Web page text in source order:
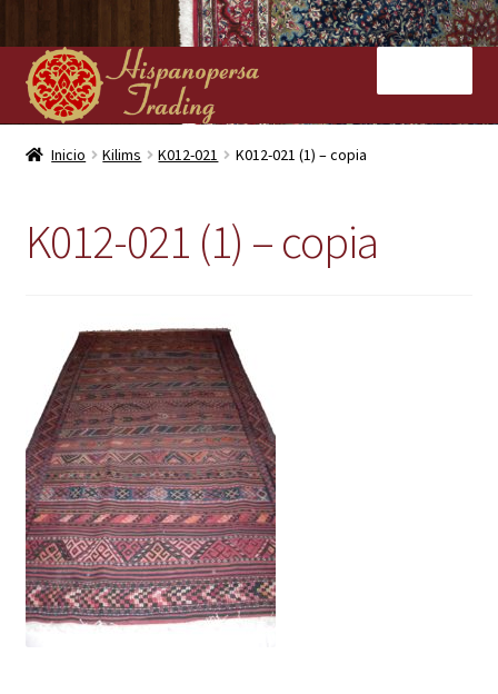
Ir
a
la
navegación
Ir
al
contenido
Inicio
Contacto
Inicio Kilims K012-021 K012-021 (1) – copia
K012-021 (1) – copia